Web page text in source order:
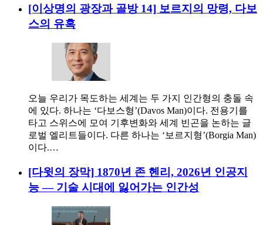
[이상명의 광장과 골방 14] 보르지의 망령, 다보
스의 유혹
오늘 우리가 목도하는 세계는 두 가지 인간형의 충돌 속
에 있다. 하나는 ‘다보스형’(Davos Man)이다. 전용기를
타고 스위스에 모여 기후변화와 세계 빈곤을 논하는 글
로벌 엘리트들이다. 다른 하나는 ‘보르지형’(Borgia Man)
이다.…
[다윗의 장막] 1870년 존 헨리, 2026년 인공지
능 — 기술 시대에 잃어가는 인간성